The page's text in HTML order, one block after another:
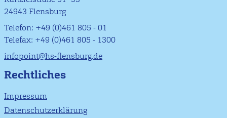
24943 Flensburg
Telefon: +49 (0)461 805 - 01
Telefax: +49 (0)461 805 - 1300
infopoint@hs-flensburg.de
Rechtliches
Impressum
Datenschutzerklärung